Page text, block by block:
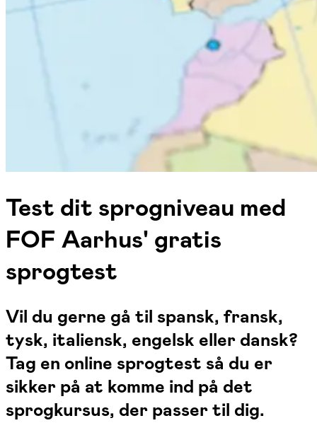
Test dit sprogniveau med
FOF Aarhus' gratis
sprogtest
Vil du gerne gå til spansk, fransk,
tysk, italiensk, engelsk eller dansk?
Tag en online sprogtest så du er
sikker på at komme ind på det
sprogkursus, der passer til dig.